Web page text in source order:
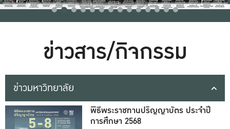
ข่าวสาร/กิจกรรม
ข่าวมหาวิทยาลัย
พิธีพระราชทานปริญญาบัตร ประจำปี
การศึกษา 2568